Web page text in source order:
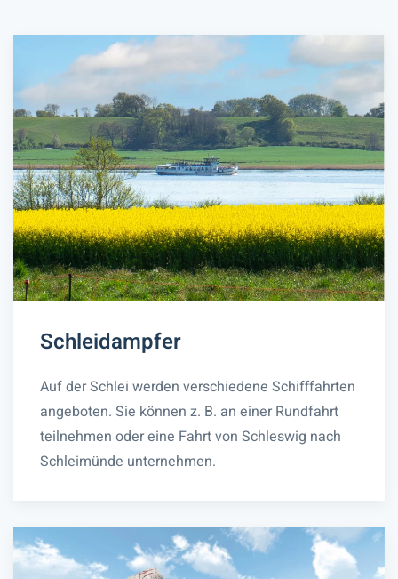
Schleidampfer
Auf der Schlei werden verschiedene Schifffahrten
angeboten. Sie können z. B. an einer Rundfahrt
teilnehmen oder eine Fahrt von Schleswig nach
Schleimünde unternehmen.